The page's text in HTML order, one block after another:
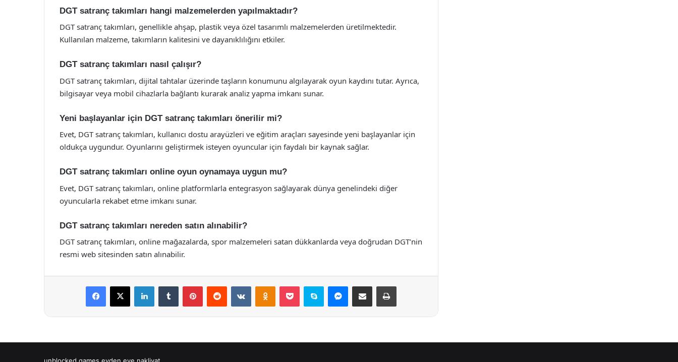
DGT satranç takımları hangi malzemelerden yapılmaktadır?
DGT satranç takımları, genellikle ahşap, plastik veya özel tasarımlı malzemelerden üretilmektedir.
Kullanılan malzeme, takımların kalitesini ve dayanıklılığını etkiler.
DGT satranç takımları nasıl çalışır?
DGT satranç takımları, dijital tahtalar üzerinde taşların konumunu algılayarak oyun kaydını tutar. Ayrıca,
bilgisayar veya mobil cihazlarla bağlantı kurarak analiz yapma imkanı sunar.
Yeni başlayanlar için DGT satranç takımları önerilir mi?
Evet, DGT satranç takımları, kullanıcı dostu arayüzleri ve eğitim araçları sayesinde yeni başlayanlar için
oldukça uygundur. Oyunlarını geliştirmek isteyen oyuncular için faydalı bir kaynak sağlar.
DGT satranç takımları online oyun oynamaya uygun mu?
Evet, DGT satranç takımları, online platformlarla entegrasyon sağlayarak dünya genelindeki diğer
oyuncularla rekabet etme imkanı sunar.
DGT satranç takımları nereden satın alınabilir?
DGT satranç takımları, online mağazalarda, spor malzemeleri satan dükkanlarda veya doğrudan DGT’nin
resmi web sitesinden satın alınabilir.
Facebook
X LinkedInTumblr PinterestReddit VKontakteOdnoklassniki
Pocket Skype Messenger
E-Posta ile paylaş Yazdır